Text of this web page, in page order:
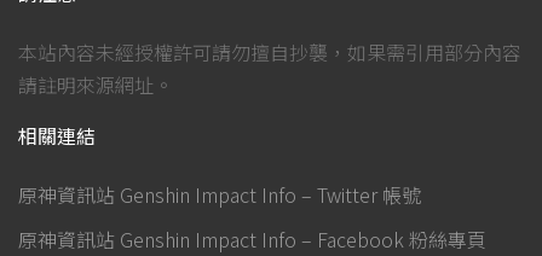
本站內容未經授權許可請勿擅自抄襲，如果需引用部分內容
請註明來源網址。
相關連結
原神資訊站 Genshin Impact Info – Twitter 帳號
原神資訊站 Genshin Impact Info – Facebook 粉絲專頁